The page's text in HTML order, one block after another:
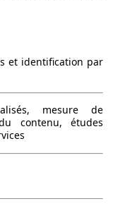
kg
kg
- 3200 l
et identification par
mesure de
contenu, études